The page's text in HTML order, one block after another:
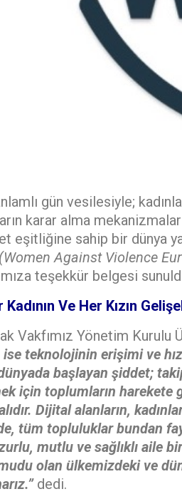
gün vesilesiyle;
karar alma
eşitliğine sahip bir dünya
(Women Against Violence
teşekkür belgesi
Ve Her Kızın
Vakfımız Yönetim Kurulu
ise teknolojinin erişimi ve
başlayan şiddet;
için toplumların harekete
Dijital alanların,
tüm topluluklar bundan
mutlu ve sağlıklı aile
olan ülkemizdeki ve
dedi.